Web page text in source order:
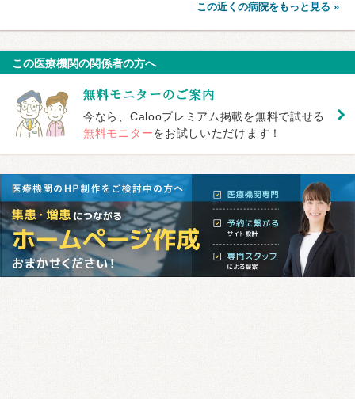
この近くの病院をもっと見る »
この医療機関の関係者の方へ
今なら、Calooプレミアム掲載を無料で試せる
無料モニターをお試しいただけます！